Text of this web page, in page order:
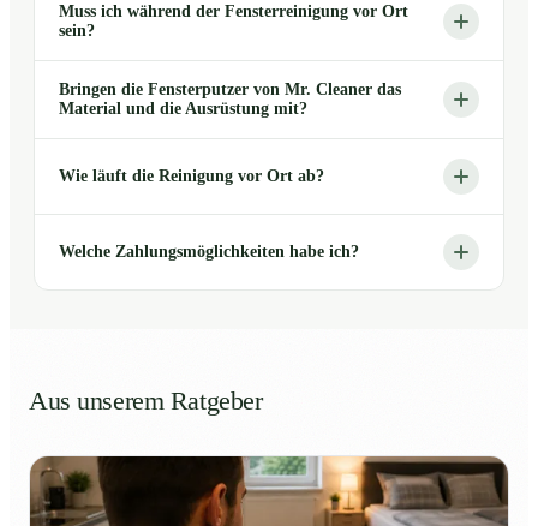
Muss ich während der Fensterreinigung vor Ort
sein?
Bringen die Fensterputzer von Mr. Cleaner das
Material und die Ausrüstung mit?
Wie läuft die Reinigung vor Ort ab?
Welche Zahlungsmöglichkeiten habe ich?
Aus unserem Ratgeber